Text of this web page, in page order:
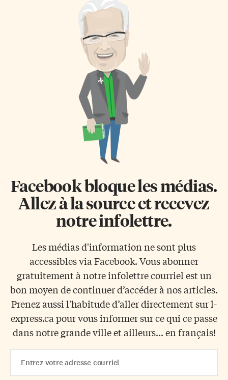
Facebook bloque les médias.
Allez à la source et recevez
notre infolettre.
Les médias d'information ne sont plus
accessibles via Facebook. Vous abonner
gratuitement à notre infolettre courriel est un
bon moyen de continuer d’accéder à nos articles.
Prenez aussi l'habitude d’aller directement sur l-
express.ca pour vous informer sur ce qui ce passe
dans notre grande ville et ailleurs... en français!
Address